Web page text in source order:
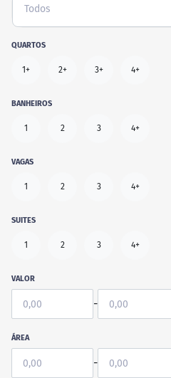
Todos
QUARTOS
1+ 2+ 3+ 4+
BANHEIROS
1 2 3 4+
VAGAS
1 2 3 4+
SUITES
1 2 3 4+
VALOR
-
ÁREA
-